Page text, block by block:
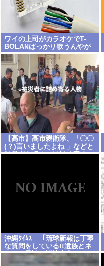
ワイの上司がカラオケでT-
BOLANばっかり歌うんやが
【高市】高市親衛隊、「〇〇
(？)言いましたよね 」などと
被災者を睨みつけ詰め寄る
沖縄ﾀｲﾑｽ 「琉球新報は丁寧
な質問をしている!!遺族とネ
ットは暴論で誹謗中傷をする
な!!」